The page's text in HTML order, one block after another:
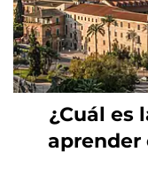
¿Cuál es
aprender